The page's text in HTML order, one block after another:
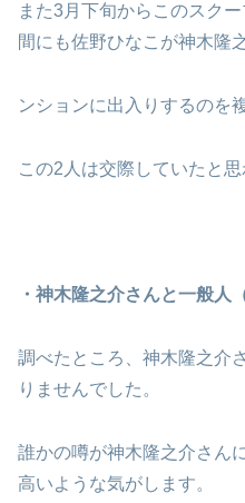
また3月下旬からこのスク
間にも佐野ひなこが神木隆
ンションに出入りするのを
この2人は交際していたと思
・神木隆之介さんと一般人
調べたところ、神木隆之介
りませんでした。
誰かの噂が神木隆之介さん
高いような気がします。